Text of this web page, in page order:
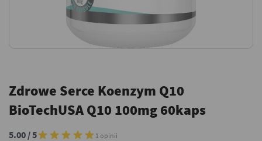
Zdrowe Serce Koenzym Q10
BioTechUSA Q10 100mg 60kaps
5.00 / 5 1 opinii